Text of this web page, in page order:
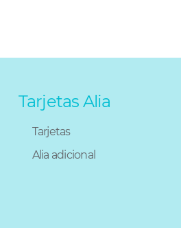
Tarjetas Alia
Tarjetas
Alia adicional